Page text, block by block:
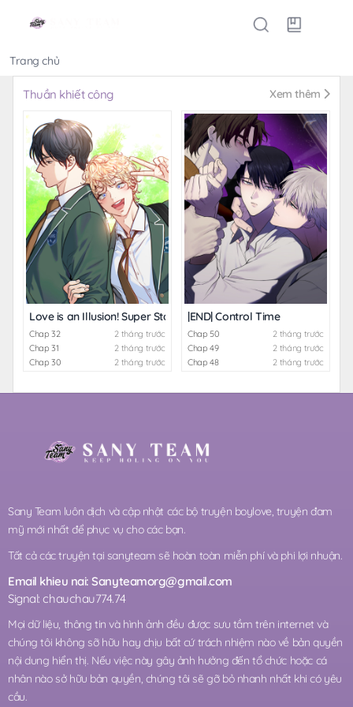
Trang chủ
Thuần khiết công Xem thêm
Love is an Illusion! Super Star
Chap 32
2 tháng trước
Chap 31
2 tháng trước
Chap 30
2 tháng trước
|END| Control Time
Chap 50
2 tháng trước
Chap 49
2 tháng trước
Chap 48
2 tháng trước
Sany Team luôn dịch và cập nhật các bộ truyện boylove, truyện đam
mỹ mới nhất để phục vụ cho các bạn.
Tất cả các truyện tại sanyteam sẽ hoàn toàn miễn phí và phi lợi nhuận.
Email khieu nai:Sanyteamorg@gmail.com
Signal: chauchau774.74
Mọi dữ liệu, thông tin và hình ảnh đều được sưu tầm trên internet và
chúng tôi không sỡ hữu hay chịu bất cứ trách nhiệm nào về bản quyền
nội dung hiển thị. Nếu việc này gây ảnh hưởng đến tổ chức hoặc cá
nhân nào sở hữu bản quyền, chúng tôi sẽ gỡ bỏ nhanh nhất khi có yêu
cầu.